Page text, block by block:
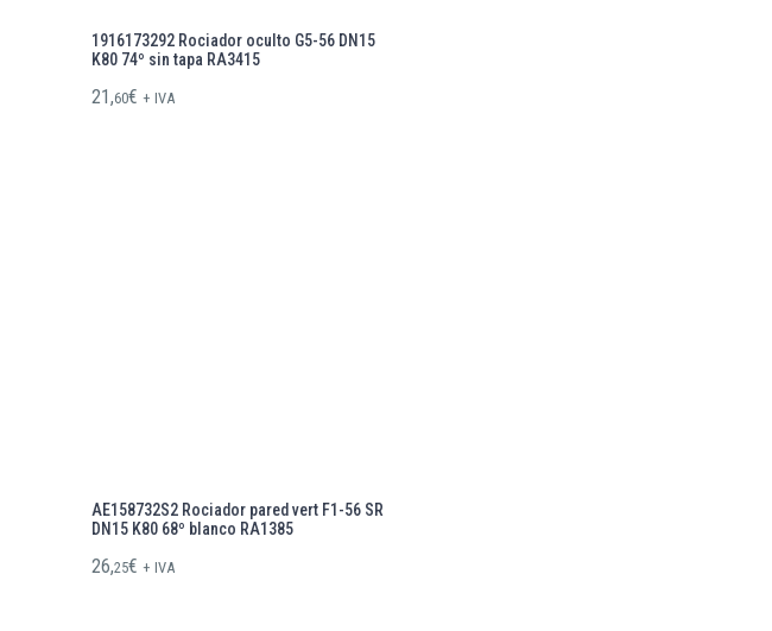
1916173292 Rociador oculto G5-56 DN15
K80 74º sin tapa RA3415
21,60€ + IVA
AE158732S2 Rociador pared vert F1-56 SR
DN15 K80 68º blanco RA1385
26,25€ + IVA